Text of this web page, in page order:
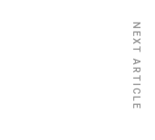
NEXT ARTICLE